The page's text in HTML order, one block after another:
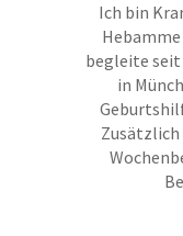
Ich bin
begleite seit
in